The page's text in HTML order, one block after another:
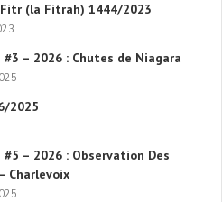
(la Fitrah) 1444/2023
#3 – 2026 : Chutes de Niagara
2025
#5 – 2026 : Observation Des
Charlevoix